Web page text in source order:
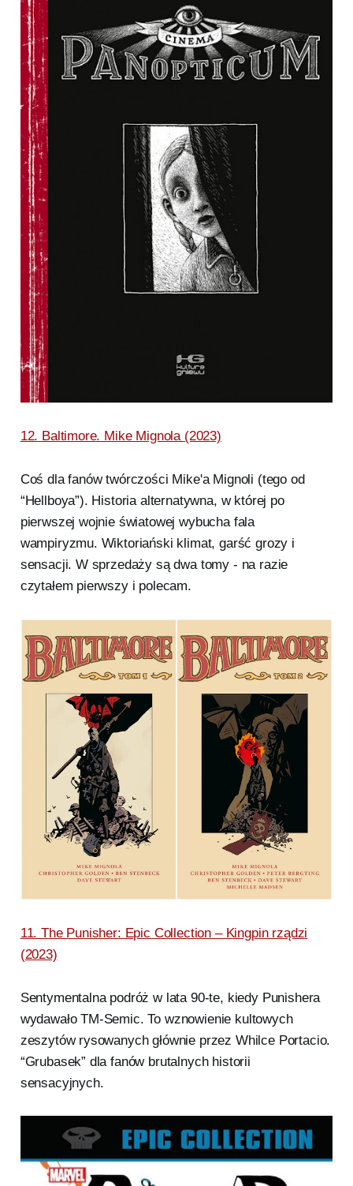
12. Baltimore. Mike Mignola (2023)
Coś dla fanów twórczości Mike'a Mignoli (tego od
“Hellboya”). Historia alternatywna, w której po
pierwszej wojnie światowej wybucha fala
wampiryzmu. Wiktoriański klimat, garść grozy i
sensacji. W sprzedaży są dwa tomy - na razie
czytałem pierwszy i polecam.
11. The Punisher: Epic Collection – Kingpin rządzi
(2023)
Sentymentalna podróż w lata 90-te, kiedy Punishera
wydawało TM-Semic. To wznowienie kultowych
zeszytów rysowanych głównie przez Whilce Portacio.
“Grubasek” dla fanów brutalnych historii
sensacyjnych.